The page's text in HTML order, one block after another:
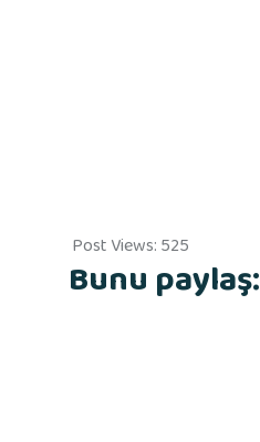
Post Views: 525
Bunu paylaş: